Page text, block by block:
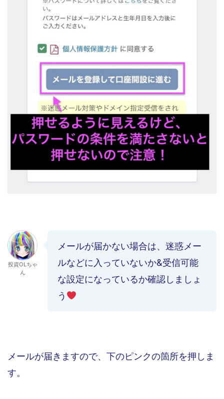
投資OLちゃ
ん
メールが届かない場合は、迷惑メー
ルなどに入っていないか&受信可能
な設定になっているか確認しましょ
う
メールが届きますので、下のピンクの箇所を押しま
す。